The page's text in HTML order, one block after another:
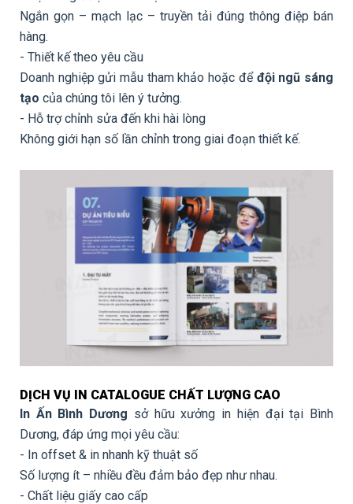
Ngắn gọn – mạch lạc – truyền tải đúng thông điệp bán
hàng.
- Thiết kế theo yêu cầu
Doanh nghiệp gửi mẫu tham khảo hoặc để đội ngũ sáng
tạo của chúng tôi lên ý tưởng.
- Hỗ trợ chỉnh sửa đến khi hài lòng
Không giới hạn số lần chỉnh trong giai đoạn thiết kế.
DỊCH VỤ IN CATALOGUE CHẤT LƯỢNG CAO
In Ấn Bình Dương sở hữu xưởng in hiện đại tại Bình
Dương, đáp ứng mọi yêu cầu:
- In offset & in nhanh kỹ thuật số
Số lượng ít – nhiều đều đảm bảo đẹp như nhau.
- Chất liệu giấy cao cấp